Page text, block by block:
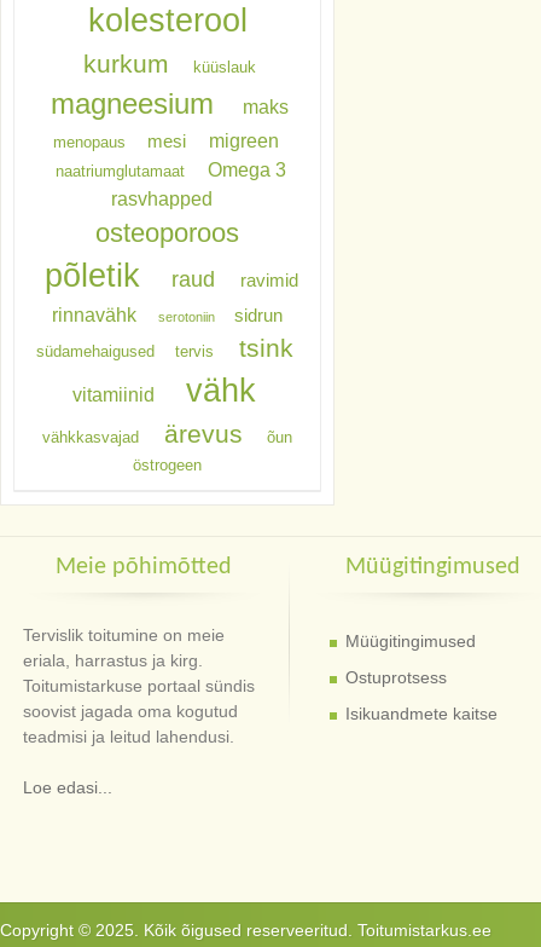
kolesterool
kurkum küüslauk
magneesium maks
menopaus mesi migreen
naatriumglutamaat
Omega 3
rasvhapped
osteoporoos
põletik raud ravimid
rinnavähk serotoniin sidrun
südamehaigused tervis tsink
vitamiinid vähk
vähkkasvajad ärevus
õun
östrogeen
Meie põhimõtted
Tervislik toitumine on meie
eriala, harrastus ja kirg.
Toitumistarkuse portaal sündis
soovist jagada oma kogutud
teadmisi ja leitud lahendusi.
Loe edasi...
Müügitingimused
Müügitingimused
Ostuprotsess
Isikuandmete kaitse
Copyright © 2025. Kõik õigused reserveeritud. Toitumistarkus.ee